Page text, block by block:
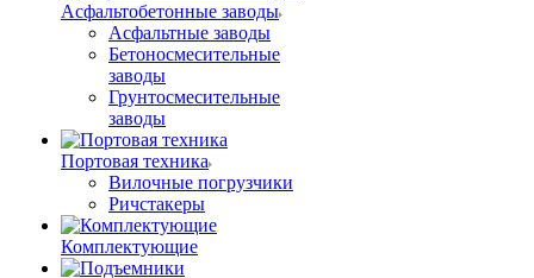
Асфальтобетонные заводы
Асфальтные заводы
Бетоносмесительные
заводы
Грунтосмесительные
заводы
Портовая техника
Вилочные погрузчики
Ричстакеры
Комплектующие